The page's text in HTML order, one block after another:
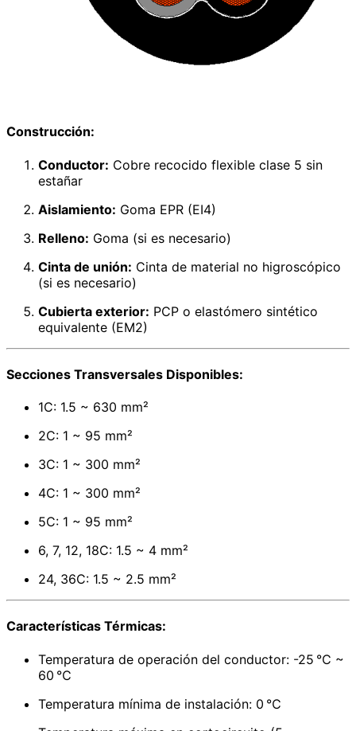
Construcción:
Conductor: Cobre recocido flexible clase 5 sin
estañar
Aislamiento: Goma EPR (EI4)
Relleno: Goma (si es necesario)
Cinta de unión: Cinta de material no higroscópico
(si es necesario)
Cubierta exterior: PCP o elastómero sintético
equivalente (EM2)
Secciones Transversales Disponibles:
1C: 1.5 ~ 630 mm²
2C: 1 ~ 95 mm²
3C: 1 ~ 300 mm²
4C: 1 ~ 300 mm²
5C: 1 ~ 95 mm²
6, 7, 12, 18C: 1.5 ~ 4 mm²
24, 36C: 1.5 ~ 2.5 mm²
Características Térmicas:
Temperatura de operación del conductor: -25 ℃ ~
60 ℃
Temperatura mínima de instalación: 0 ℃